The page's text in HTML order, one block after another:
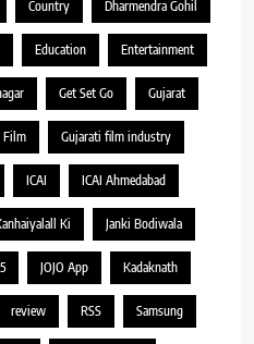
Country Dharmendra Gohil
Education Entertainment
Get Set Go Gujarat
Film Gujarati film industry
ICAI ICAI Ahmedabad
Ki Janki Bodiwala
JOJO App Kadaknath
review RSS Samsung